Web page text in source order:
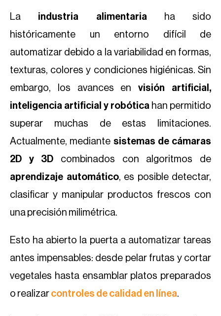
La industria alimentaria
ha sido
históricamente un entorno difícil de
automatizar debido a la variabilidad en formas,
texturas, colores y condiciones higiénicas. Sin
embargo, los avances en visión artificial,
inteligencia artificial y robótica han permitido
superar muchas de estas limitaciones.
Actualmente, mediante sistemas de cámaras
2D y 3D combinados con algoritmos de
aprendizaje automático, es posible detectar,
clasificar y manipular productos frescos con
una precisión milimétrica.
Esto ha abierto la puerta a automatizar tareas
antes impensables: desde pelar frutas y cortar
vegetales hasta ensamblar platos preparados
o realizar controles de calidad en línea.